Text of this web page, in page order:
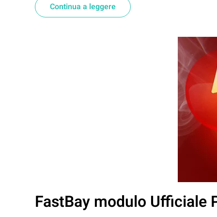
Continua a leggere
FastBay modulo Ufficiale